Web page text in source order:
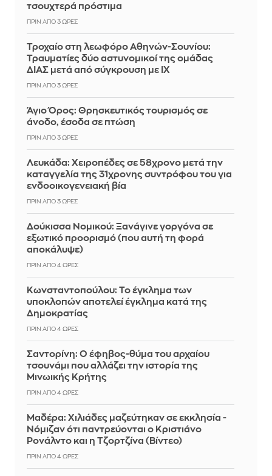
τσουχτερά πρόστιμα
ΠΡΙΝ ΑΠΌ 3 ΏΡΕΣ
Τροχαίο στη λεωφόρο Αθηνών-Σουνίου:
Τραυματίες δύο αστυνομικοί της ομάδας
ΔΙΑΣ μετά από σύγκρουση με ΙΧ
ΠΡΙΝ ΑΠΌ 3 ΏΡΕΣ
Άγιο Όρος: Θρησκευτικός τουρισμός σε
άνοδο, έσοδα σε πτώση
ΠΡΙΝ ΑΠΌ 3 ΏΡΕΣ
Λευκάδα: Χειροπέδες σε 58χρονο μετά την
καταγγελία της 31χρονης συντρόφου του για
ενδοοικογενειακή βία
ΠΡΙΝ ΑΠΌ 3 ΏΡΕΣ
Δούκισσα Νομικού: Ξανάγινε γοργόνα σε
εξωτικό προορισμό (που αυτή τη φορά
αποκάλυψε)
ΠΡΙΝ ΑΠΌ 4 ΏΡΕΣ
Κωνσταντοπούλου: Το έγκλημα των
υποκλοπών αποτελεί έγκλημα κατά της
Δημοκρατίας
ΠΡΙΝ ΑΠΌ 4 ΏΡΕΣ
Σαντορίνη: Ο έφηβος-θύμα του αρχαίου
τσουνάμι που αλλάζει την ιστορία της
Μινωικής Κρήτης
ΠΡΙΝ ΑΠΌ 4 ΏΡΕΣ
Μαδέρα: Χιλιάδες μαζεύτηκαν σε εκκλησία -
Νόμιζαν ότι παντρεύονται ο Κριστιάνο
Ρονάλντο και η Τζορτζίνα (Βίντεο)
ΠΡΙΝ ΑΠΌ 4 ΏΡΕΣ